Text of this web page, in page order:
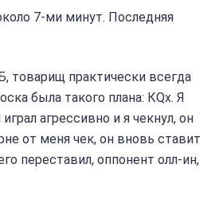
7-ми минут. Последняя
товарищ практически всегда
была такого плана: КQх. Я
агрессивно и я чекнул, он
от меня чек, он вновь ставит
переставил, оппонент олл-ин,